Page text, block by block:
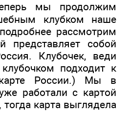
мы продолжим
клубком наше
рассмотрим
представляет собой
Клубочек, веди
подходит к
карте России.) Мы в
работали с картой
карта выглядела